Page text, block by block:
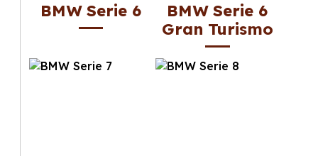
BMW Serie 6
BMW Serie 6
Gran Turismo